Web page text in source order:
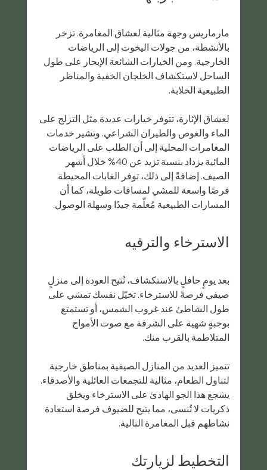
مارماريس وجهة مثالية لعشاق المغامرة. تزخر
بالأنشطة، من جولات اليخوت إلى الرياضات
الخارجية. ومن الخيارات الشائعة الإبحار على طول
الساحل لاستكشاف الخلجان الخفية والمناظر
الطبيعية الخلابة.
لعشاق الإثارة، تتوفر خيارات عديدة مثل التزلج على
الماء والغوص والطيران الشراعي. وتشير خدمات
المغامرات المحلية إلى أن الطلب على الرياضات
المائية يزداد بنسبة تزيد عن 40% خلال أشهر
الصيف. إضافةً إلى ذلك، توفر الغابات المحيطة
فرصًا واسعة للمشي لمسافات طويلة، كما أن
المسارات الطبيعية مُعلّمة جيدًا وسهلة الوصول.
الاسترخاء والترفيه
بعد يومٍ حافلٍ بالاستكشاف، تُتيح العودة إلى منزلٍ
صيفي فرصةً للاسترخاء. تخيّل نفسك تمشي على
طول الشاطئ عند غروب الشمس، أو تستمتع
بوجبةٍ شهية على الشرفة مع صوت الأمواج
المتلاطمة بالقرب منك.
تتميز العديد من المنازل الصيفية بمناطق خارجية
لتناول الطعام، مثالية للتجمعات العائلية والأصدقاء.
يشجع هذا الجو الهادئ على الاسترخاء ويخلق
ذكريات لا تُنسى، مما يتيح للضيوف فرصة استعادة
نشاطهم قبل المغامرة التالية.
التخطيط لزيارتك